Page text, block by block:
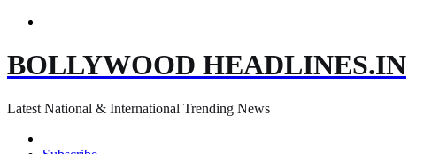
BOLLYWOOD HEADLINES.IN
Latest National & International Trending News